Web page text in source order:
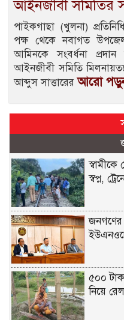
আইনজীবী সমিতির
পাইকগাছা (খুলনা)
পক্ষ থেকে নবাগত
আমিনকে সংবর্ধনা
আইনজীবী সমিতি
আব্দুস সাত্তারেরআরো
স্বপ্ন,
জনগণের
৫০০
নিয়ে